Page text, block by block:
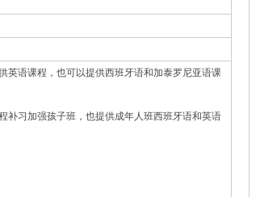
英语课程，也可以提供西班牙语和加泰罗尼亚语课
补习加强孩子班，也提供成年人班西班牙语和英语